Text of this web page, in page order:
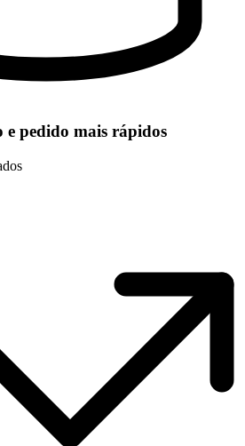
e pedido mais rápidos